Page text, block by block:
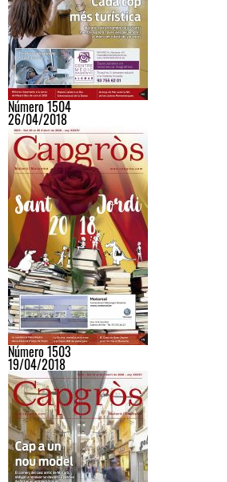
Número 1504
26/04/2018
Número 1503
19/04/2018